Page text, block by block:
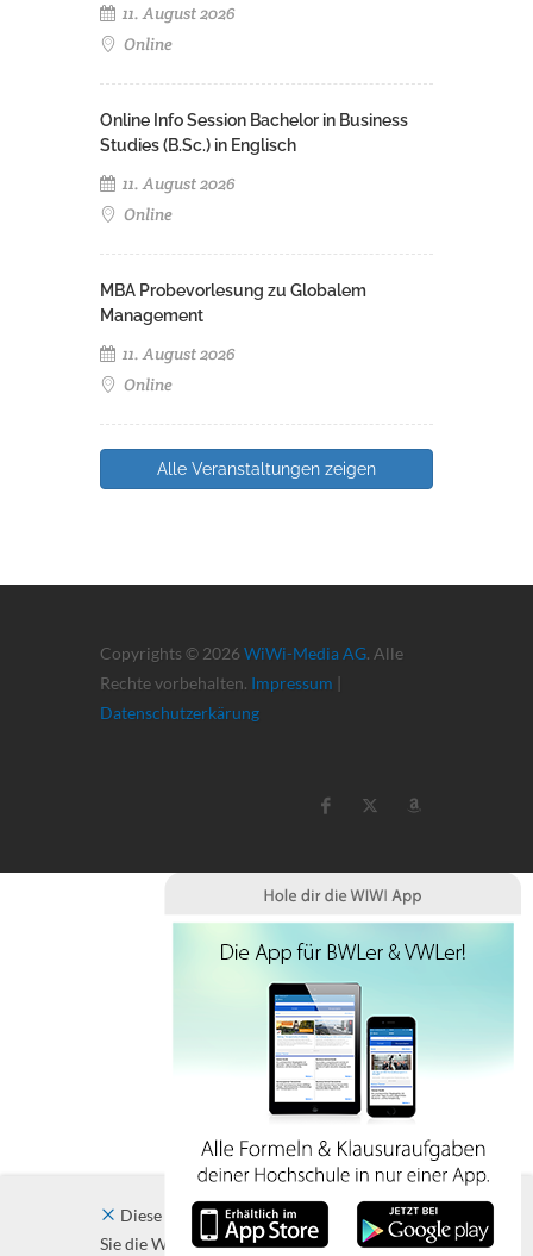
11. August 2026
Online
Online Info Session Bachelor in Business
Studies (B.Sc.) in Englisch
11. August 2026
Online
MBA Probevorlesung zu Globalem
Management
11. August 2026
Online
Alle Veranstaltungen zeigen
Copyrights © 2026 WiWi-Media AG. Alle
Rechte vorbehalten. Impressum |
Datenschutzerkärung
Diese Website verwendet Cookies. Indem
Sie die Website und ihre Angebote nutzen